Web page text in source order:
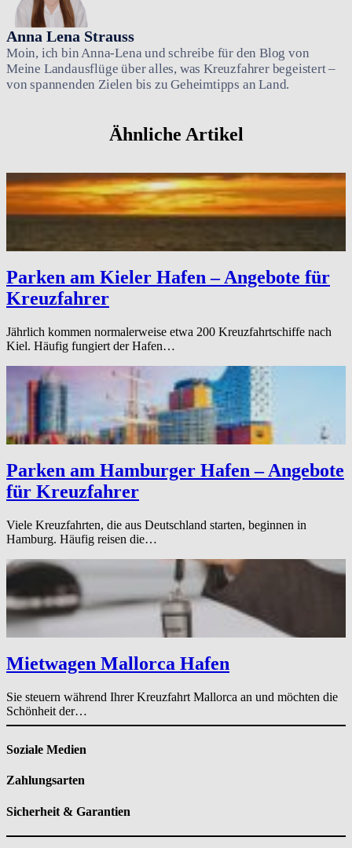
Anna Lena Strauss
Moin, ich bin Anna-Lena und schreibe für den Blog von
Meine Landausflüge über alles, was Kreuzfahrer begeistert –
von spannenden Zielen bis zu Geheimtipps an Land.
Ähnliche Artikel
Parken am Kieler Hafen – Angebote für
Kreuzfahrer
Jährlich kommen normalerweise etwa 200 Kreuzfahrtschiffe nach
Kiel. Häufig fungiert der Hafen…
Parken am Hamburger Hafen – Angebote
für Kreuzfahrer
Viele Kreuzfahrten, die aus Deutschland starten, beginnen in
Hamburg. Häufig reisen die…
Mietwagen Mallorca Hafen
Sie steuern während Ihrer Kreuzfahrt Mallorca an und möchten die
Schönheit der…
Soziale Medien
Zahlungsarten
Sicherheit & Garantien